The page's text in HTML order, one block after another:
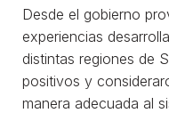
Desde el gobierno
experiencias
distintas regiones de
positivos y
manera adecuada al